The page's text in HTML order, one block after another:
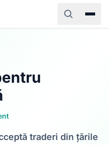
traderi din țările